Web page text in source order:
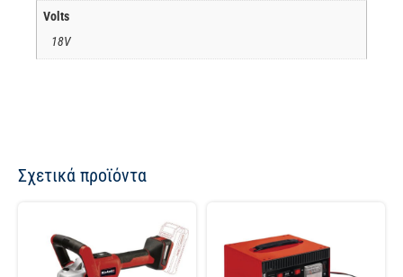
Volts
18V
Σχετικά προϊόντα